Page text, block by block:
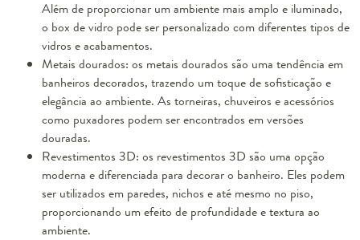
Além de proporcionar um ambiente mais amplo e iluminado,
o box de vidro pode ser personalizado com diferentes tipos de
vidros e acabamentos.
Metais dourados: os metais dourados são uma tendência em
banheiros decorados, trazendo um toque de sofisticação e
elegância ao ambiente. As torneiras, chuveiros e acessórios
como puxadores podem ser encontrados em versões
douradas.
Revestimentos 3D: os revestimentos 3D são uma opção
moderna e diferenciada para decorar o banheiro. Eles podem
ser utilizados em paredes, nichos e até mesmo no piso,
proporcionando um efeito de profundidade e textura ao
ambiente.